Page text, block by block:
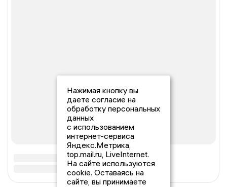
Нажимая кнопку вы
даете согласие на
обработку персональных
данных
с использованием
интернет-сервиса
Яндекс.Метрика,
top.mail.ru, LiveInternet.
На сайте используются
cookie. Оставаясь на
сайте, вы принимаете